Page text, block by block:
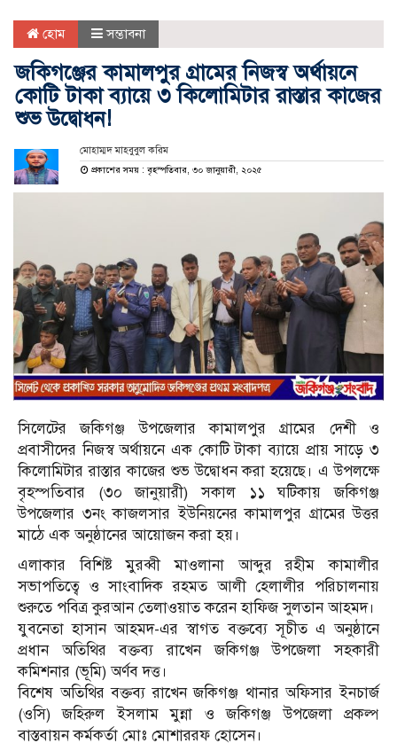
হোম সম্ভাবনা
জকিগঞ্জের কামালপুর গ্রামের নিজস্ব অর্থায়নে
কোটি টাকা ব্যায়ে ৩ কিলোমিটার রাস্তার কাজের
শুভ উদ্বোধন!
মোহাম্মদ মাহবুবুল করিম
প্রকাশের সময় : বৃহস্পতিবার, ৩০ জানুয়ারী, ২০২৫
সিলেটের জকিগঞ্জ উপজেলার কামালপুর গ্রামের দেশী ও
প্রবাসীদের নিজস্ব অর্থায়নে এক কোটি টাকা ব্যায়ে প্রায় সাড়ে ৩
কিলোমিটার রাস্তার কাজের শুভ উদ্বোধন করা হয়েছে। এ উপলক্ষে
বৃহস্পতিবার (৩০ জানুয়ারী) সকাল ১১ ঘটিকায় জকিগঞ্জ
উপজেলার ৩নং কাজলসার ইউনিয়নের কামালপুর গ্রামের উত্তর
মাঠে এক অনুষ্ঠানের আয়োজন করা হয়।
এলাকার বিশিষ্ট মুরব্বী মাওলানা আব্দুর রহীম কামালীর
সভাপতিত্বে ও সাংবাদিক রহমত আলী হেলালীর পরিচালনায়
শুরুতে পবিত্র কুরআন তেলাওয়াত করেন হাফিজ সুলতান আহমদ।
যুবনেতা হাসান আহমদ-এর স্বাগত বক্তব্যে সূচীত এ অনুষ্ঠানে
প্রধান অতিথির বক্তব্য রাখেন জকিগঞ্জ উপজেলা সহকারী
কমিশনার (ভূমি) অর্ণব দত্ত।
বিশেষ অতিথির বক্তব্য রাখেন জকিগঞ্জ থানার অফিসার ইনচার্জ
(ওসি) জহিরুল ইসলাম মুন্না ও জকিগঞ্জ উপজেলা প্রকল্প
বাস্তবায়ন কর্মকর্তা মোঃ মোশাররফ হোসেন।